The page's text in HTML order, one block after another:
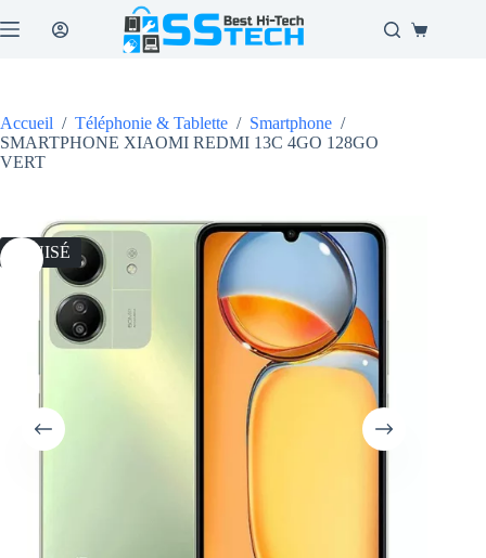
au
Panier
Accueil / Téléphonie & Tablette / Smartphone /
SMARTPHONE XIAOMI REDMI 13C 4GO 128GO
VERT
ÉPUISÉ